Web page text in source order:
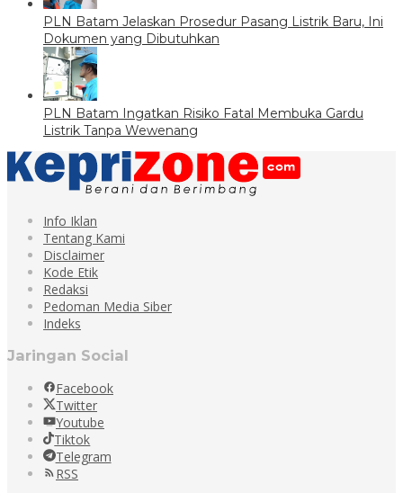
PLN Batam Jelaskan Prosedur Pasang Listrik Baru, Ini
Dokumen yang Dibutuhkan
PLN Batam Ingatkan Risiko Fatal Membuka Gardu
Listrik Tanpa Wewenang
Info Iklan
Tentang Kami
Disclaimer
Kode Etik
Redaksi
Pedoman Media Siber
Indeks
Jaringan Social
Facebook
Twitter
Youtube
Tiktok
Telegram
RSS